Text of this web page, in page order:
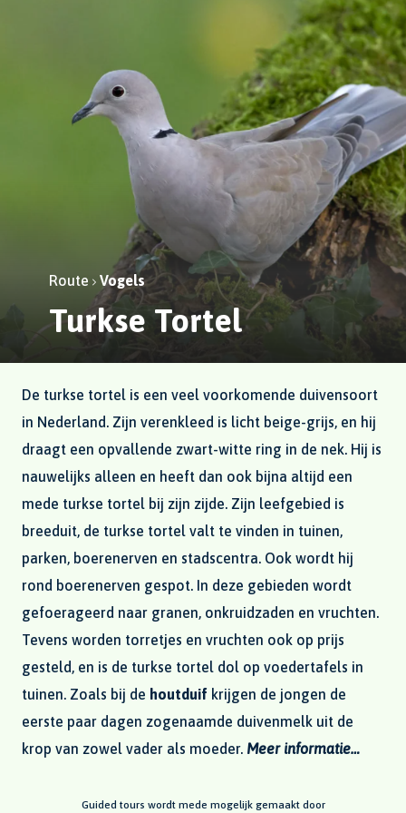
Route Vogels
Turkse Tortel
De turkse tortel is een veel voorkomende duivensoort
in Nederland. Zijn verenkleed is licht beige-grijs, en hij
draagt een opvallende zwart-witte ring in de nek. Hij is
nauwelijks alleen en heeft dan ook bijna altijd een
mede turkse tortel bij zijn zijde. Zijn leefgebied is
breeduit, de turkse tortel valt te vinden in tuinen,
parken, boerenerven en stadscentra. Ook wordt hij
rond boerenerven gespot. In deze gebieden wordt
gefoerageerd naar granen, onkruidzaden en vruchten.
Tevens worden torretjes en vruchten ook op prijs
gesteld, en is de turkse tortel dol op voedertafels in
tuinen. Zoals bij de houtduif krijgen de jongen de
eerste paar dagen zogenaamde duivenmelk uit de
krop van zowel vader als moeder. Meer informatie…
Guided tours wordt mede mogelijk gemaakt door